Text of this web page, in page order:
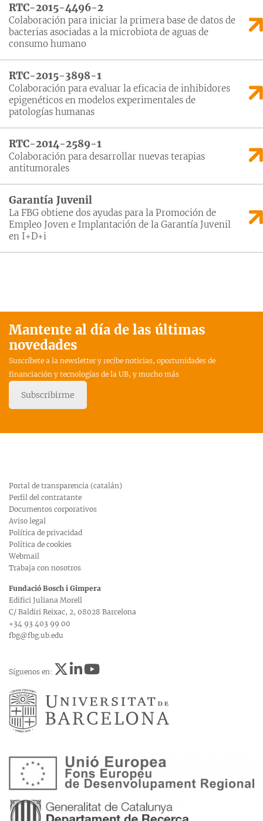
RTC-2015-4496-2
Colaboración para iniciar la primera base de datos de
bacterias asociadas a la microbiota de aguas de
consumo humano
RTC-2015-3898-1
Colaboración para evaluar la eficacia de inhibidores
epigenéticos en modelos experimentales de
patologías humanas
RTC-2014-2589-1
Colaboración para desarrollar nuevas terapias
antitumorales
Garantía Juvenil
La FBG obtiene dos ayudas para la Promoción de
Empleo Joven e Implantación de la Garantía Juvenil
en I+D+i
Mantente al día de las últimas
novedades
Suscríbete a la newsletter y recibe noticias, oportunidades de
financiación y tecnologías de la UB, y mucho más
Subscribirme
Portal de transparencia (catalán)
Perfil del contratante
Documentos corporativos
Aviso legal
Política de privacidad
Política de cookies
Webmail
Trabaja con nosotros
Fundació Bosch i Gimpera
Edifici Juliana Morell
C/ Baldiri Reixac, 2, 08028 Barcelona
+34 93 403 99 00
fbg@fbg.ub.edu
Síguenos en: